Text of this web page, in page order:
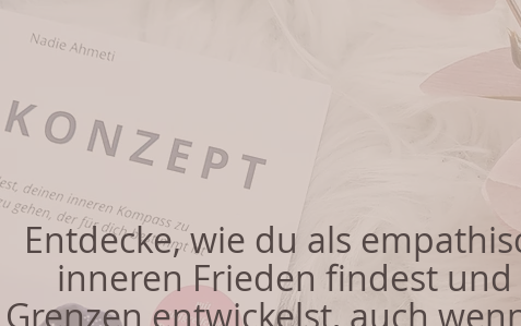
Entdecke, wie du als
inneren Frieden findest
Grenzen entwickelst, auch